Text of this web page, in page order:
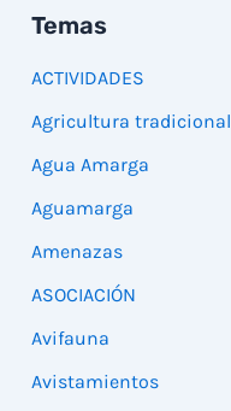
Temas
ACTIVIDADES
Agricultura tradicional
Agua Amarga
Aguamarga
Amenazas
ASOCIACIÓN
Avifauna
Avistamientos